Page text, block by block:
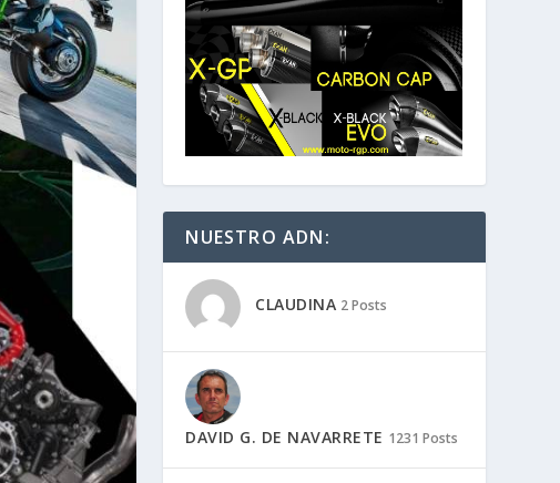
NUESTRO ADN:
CLAUDINA 2 Posts
DAVID G. DE NAVARRETE 1231 Posts